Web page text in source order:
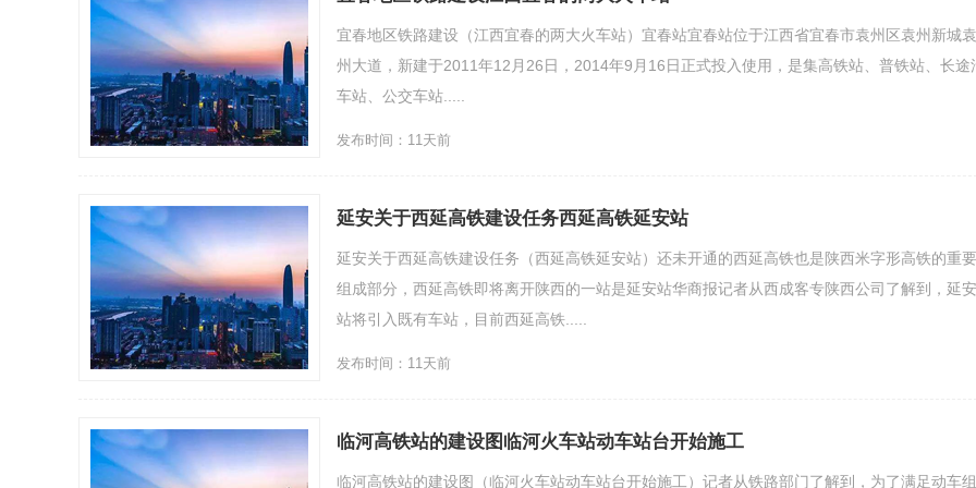
宜春地区铁路建设（江西宜春的两大火车站）宜春站宜春站位于江西省宜春市袁州区袁州新城袁
州大道，新建于2011年12月26日，2014年9月16日正式投入使用，是集高铁站、普铁站、长途
车站、公交车站.....
发布时间：11天前
延安关于西延高铁建设任务西延高铁延安站
延安关于西延高铁建设任务（西延高铁延安站）还未开通的西延高铁也是陕西米字形高铁的重要
组成部分，西延高铁即将离开陕西的一站是延安站华商报记者从西成客专陕西公司了解到，延安
站将引入既有车站，目前西延高铁.....
发布时间：11天前
临河高铁站的建设图临河火车站动车站台开始施工
临河高铁站的建设图（临河火车站动车站台开始施工）记者从铁路部门了解到，为了满足动车组